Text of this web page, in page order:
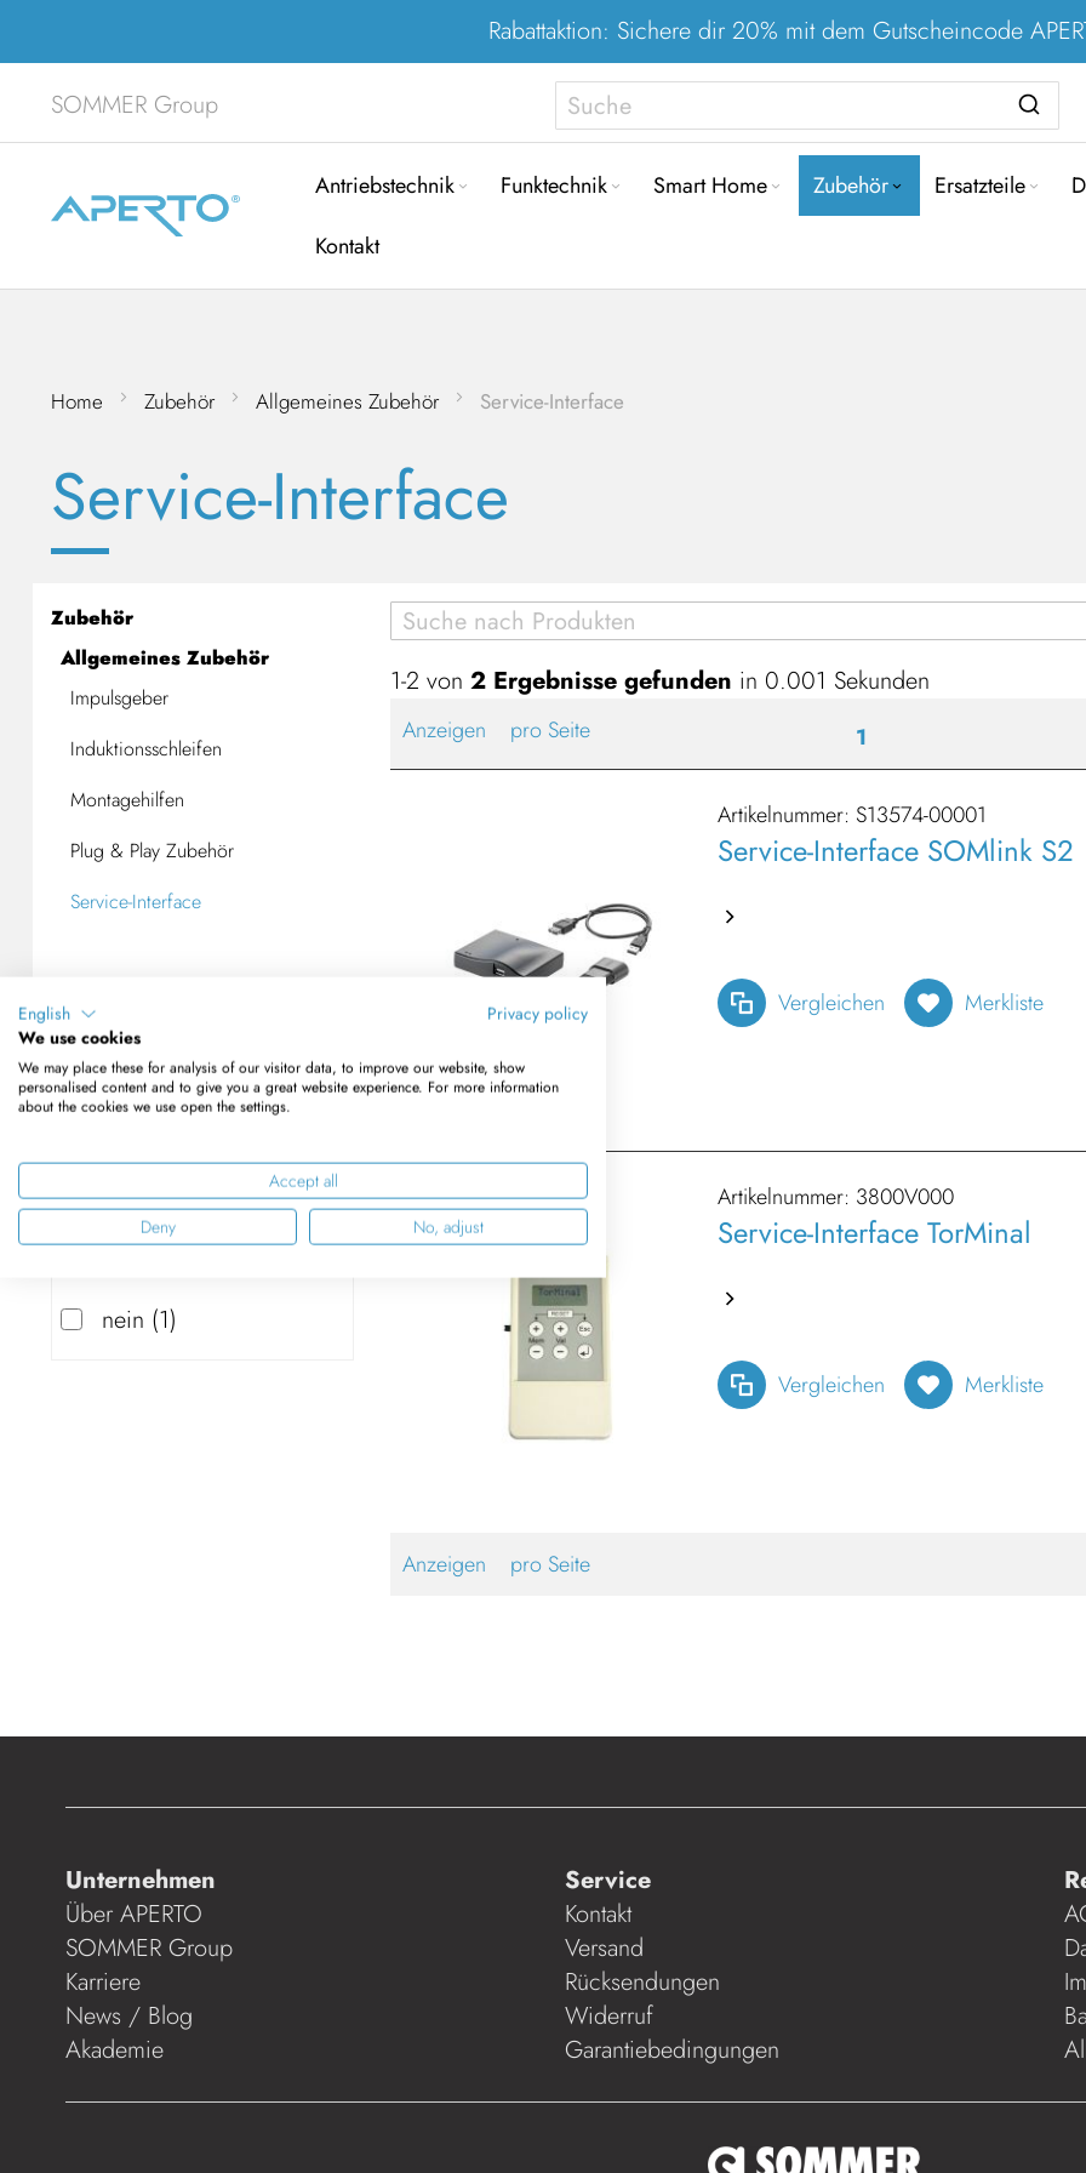
Rabattaktion: Sichere dir 20% mit dem Gutscheincode
Direkt
zum
Inhalt
SOMMER Group
Antriebstechnik Funktechnik Smart Home Zubehör Ersatzteile
Kontakt
Home Zubehör Allgemeines Zubehör Service-Interface
Service-Interface
Zubehör
Allgemeines Zubehör
Impulsgeber
Induktionsschleifen
Montagehilfen
Plug & Play Zubehör
Service-Interface
Funkfrequenz
SOMloq2 1
Somloq kompatibel
nein 1
1-2 von 2Ergebnisse gefunden in 0.001 Sekunden
Anzeigen pro Seite 1
Artikelnummer: S13574-00001
Service-Interface SOMlink S2
Vergleichen
Merkliste
Artikelnummer: 3800V000
Service-Interface TorMinal
Vergleichen
Merkliste
Anzeigen pro Seite
Unternehmen
Über APERTO
SOMMER Group
Karriere
News / Blog
Akademie
Service
Kontakt
Versand
Rücksendungen
Widerruf
Garantiebedingungen
English
Privacy policy
We use cookies
We may place these for analysis of our visitor data, to improve our website, show
personalised content and to give you a great website experience. For more information
about the cookies we use open the settings.
Accept all
Deny
No, adjust